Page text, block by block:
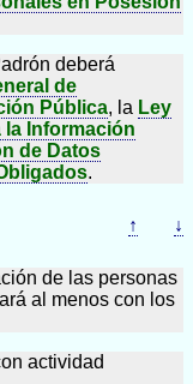
deberá
de
Pública, la Ley
la Información
de Datos
.
↑ ↓
de las personas
al menos con los
actividad